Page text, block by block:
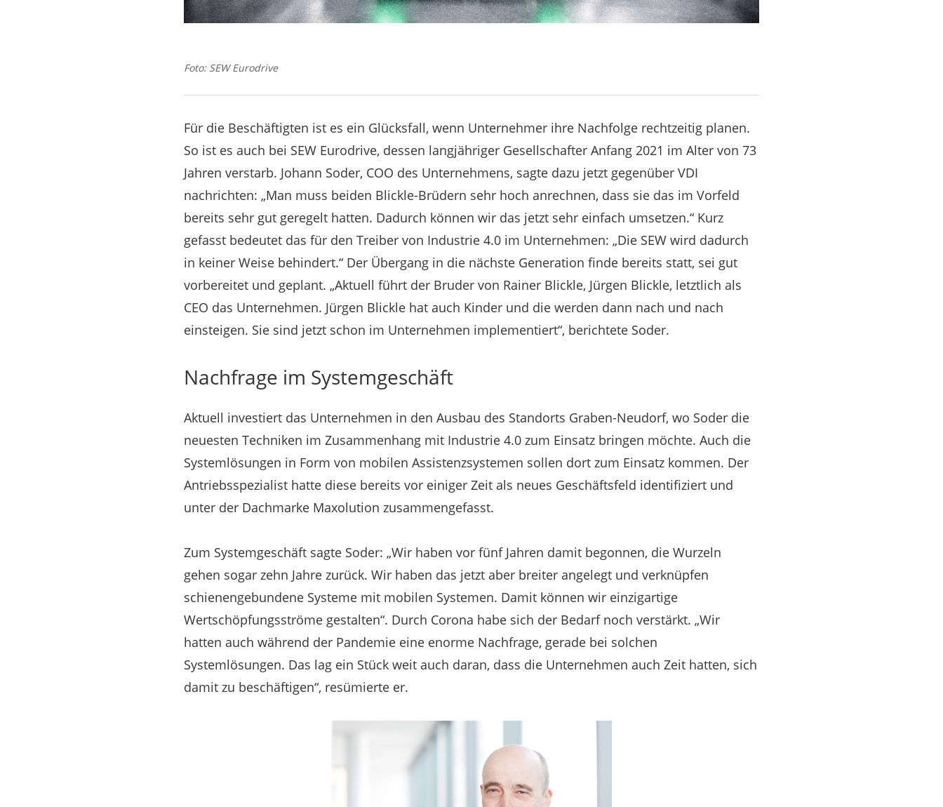
Foto: SEW Eurodrive
Für die Beschäftigten ist es ein Glücksfall, wenn Unternehmer ihre Nachfolge rechtzeitig planen.
So ist es auch bei SEW Eurodrive, dessen langjähriger Gesellschafter Anfang 2021 im Alter von 73
Jahren verstarb. Johann Soder, COO des Unternehmens, sagte dazu jetzt gegenüber VDI
nachrichten: „Man muss beiden Blickle-Brüdern sehr hoch anrechnen, dass sie das im Vorfeld
bereits sehr gut geregelt hatten. Dadurch können wir das jetzt sehr einfach umsetzen.“ Kurz
gefasst bedeutet das für den Treiber von Industrie 4.0 im Unternehmen: „Die SEW wird dadurch
in keiner Weise behindert.“ Der Übergang in die nächste Generation finde bereits statt, sei gut
vorbereitet und geplant. „Aktuell führt der Bruder von Rainer Blickle, Jürgen Blickle, letztlich als
CEO das Unternehmen. Jürgen Blickle hat auch Kinder und die werden dann nach und nach
einsteigen. Sie sind jetzt schon im Unternehmen implementiert“, berichtete Soder.
Nachfrage im Systemgeschäft
Aktuell investiert das Unternehmen in den Ausbau des Standorts Graben-Neudorf, wo Soder die
neuesten Techniken im Zusammenhang mit Industrie 4.0 zum Einsatz bringen möchte. Auch die
Systemlösungen in Form von mobilen Assistenzsystemen sollen dort zum Einsatz kommen. Der
Antriebsspezialist hatte diese bereits vor einiger Zeit als neues Geschäftsfeld identifiziert und
unter der Dachmarke Maxolution zusammengefasst.
Zum Systemgeschäft sagte Soder: „Wir haben vor fünf Jahren damit begonnen, die Wurzeln
gehen sogar zehn Jahre zurück. Wir haben das jetzt aber breiter angelegt und verknüpfen
schienengebundene Systeme mit mobilen Systemen. Damit können wir einzigartige
Wertschöpfungsströme gestalten“. Durch Corona habe sich der Bedarf noch verstärkt. „Wir
hatten auch während der Pandemie eine enorme Nachfrage, gerade bei solchen
Systemlösungen. Das lag ein Stück weit auch daran, dass die Unternehmen auch Zeit hatten, sich
damit zu beschäftigen“, resümierte er.